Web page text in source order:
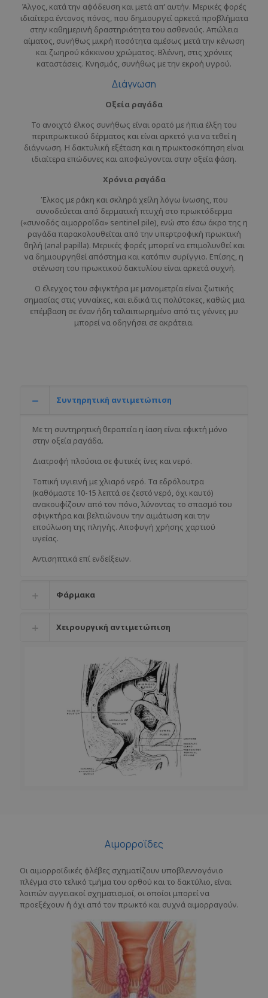
Άλγος, κατά την αφόδευση και μετά απ’ αυτήν. Μερικές φορές
ιδιαίτερα έντονος πόνος, που δημιουργεί αρκετά προβλήματα
στην καθημερινή δραστηριότητα του ασθενούς. Απώλεια
αίματος, συνήθως μικρή ποσότητα αμέσως μετά την κένωση
και ζωηρού κόκκινου χρώματος. Βλέννη, στις χρόνιες
καταστάσεις. Κνησμός, συνήθως με την εκροή υγρού.
Διάγνωση
Οξεία ραγάδα
Το ανοιχτό έλκος συνήθως είναι ορατό με ήπια έλξη του
περιπρωκτικού δέρματος και είναι αρκετό για να τεθεί η
διάγνωση. Η δακτυλική εξέταση και η πρωκτοσκόπηση είναι
ιδιαίτερα επώδυνες και αποφεύγονται στην οξεία φάση.
Χρόνια ραγάδα
Έλκος με ράκη και σκληρά χείλη λόγω ίνωσης, που
συνοδεύεται από δερματική πτυχή στο πρωκτόδερμα
(«συνοδός αιμορροΐδα» sentinel pile), ενώ στο έσω άκρο της η
ραγάδα παρακολουθείται από την υπερτροφική πρωκτική
θηλή (anal papilla). Μερικές φορές μπορεί να επιμολυνθεί και
να δημιουργηθεί απόστημα και κατόπιν συρίγγιο. Επίσης, η
στένωση του πρωκτικού δακτυλίου είναι αρκετά συχνή.
Ο έλεγχος του σφιγκτήρα με μανομετρία είναι ζωτικής
σημασίας στις γυναίκες, και ειδικά τις πολύτοκες, καθώς μια
επέμβαση σε έναν ήδη ταλαιπωρημένο από τις γέννες μυ
μπορεί να οδηγήσει σε ακράτεια.
Συντηρητική αντιμετώπιση
Με τη συντηρητική θεραπεία η ίαση είναι εφικτή μόνο
στην οξεία ραγάδα.
Διατροφή πλούσια σε φυτικές ίνες και νερό.
Τοπική υγιεινή με χλιαρό νερό. Τα εδρόλουτρα
(καθόμαστε 10-15 λεπτά σε ζεστό νερό, όχι καυτό)
ανακουφίζουν από τον πόνο, λύνοντας το σπασμό του
σφιγκτήρα και βελτιώνουν την αιμάτωση και την
επούλωση της πληγής. Αποφυγή χρήσης χαρτιού
υγείας.
Αντισηπτικά επί ενδείξεων.
Φάρμακα
Χειρουργική αντιμετώπιση
Αιμορροΐδες
Οι αιμορροϊδικές φλέβες σχηματίζουν υποβλεννογόνιο
πλέγμα στο τελικό τμήμα του ορθού και το δακτύλιο, είναι
λοιπών αγγειακοί σχηματισμοί, οι οποίοι μπορεί να
προεξέχουν ή όχι από τον πρωκτό και συχνά αιμορραγούν.